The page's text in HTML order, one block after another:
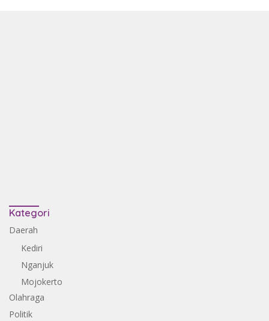
Kategori
Daerah
Kediri
Nganjuk
Mojokerto
Olahraga
Politik